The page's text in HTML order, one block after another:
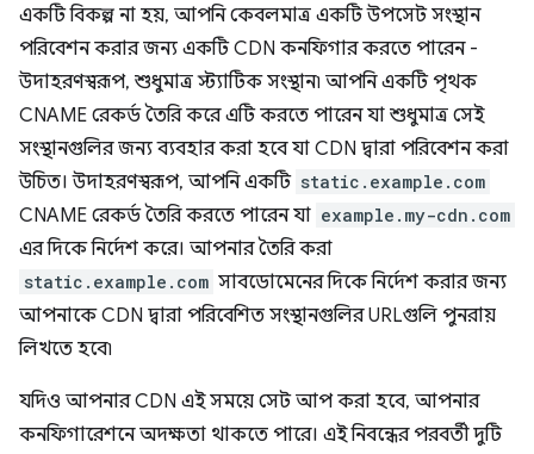
একটি বিকল্প না হয়, আপনি কেবলমাত্র একটি উপসেট সংস্থান
পরিবেশন করার জন্য একটি CDN কনফিগার করতে পারেন -
উদাহরণস্বরূপ, শুধুমাত্র স্ট্যাটিক সংস্থান৷ আপনি একটি পৃথক
CNAME রেকর্ড তৈরি করে এটি করতে পারেন যা শুধুমাত্র সেই
সংস্থানগুলির জন্য ব্যবহার করা হবে যা CDN দ্বারা পরিবেশন করা
উচিত। উদাহরণস্বরূপ, আপনি একটি static.example.com
CNAME রেকর্ড তৈরি করতে পারেন যা example.my-cdn.com
এর দিকে নির্দেশ করে। আপনার তৈরি করা
static.example.com সাবডোমেনের দিকে নির্দেশ করার জন্য
আপনাকে CDN দ্বারা পরিবেশিত সংস্থানগুলির URLগুলি পুনরায়
লিখতে হবে৷
যদিও আপনার CDN এই সময়ে সেট আপ করা হবে, আপনার
কনফিগারেশনে অদক্ষতা থাকতে পারে। এই নিবন্ধের পরবর্তী দুটি